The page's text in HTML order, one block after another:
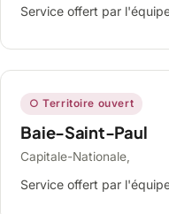
Service offert par
○ Territoire ouvert
Baie-Saint-Paul
Capitale-Nationale,
Service offert par